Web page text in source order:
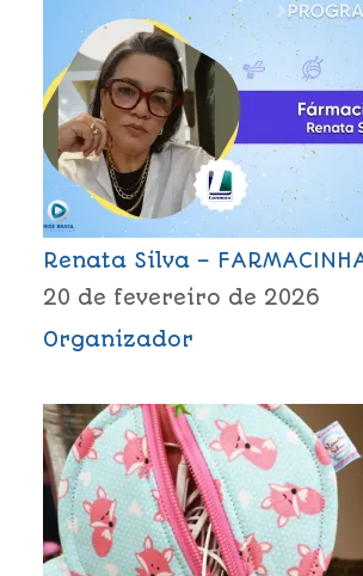
Renata Silva –
20 de fevereiro de 2026
Organizador